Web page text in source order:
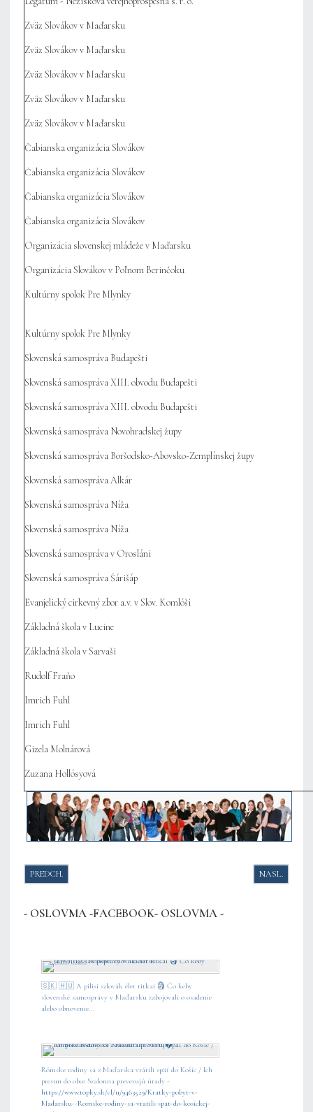
Zväz Slovákov v Maďarsku
Zväz Slovákov v Maďarsku
Zväz Slovákov v Maďarsku
Zväz Slovákov v Maďarsku
Zväz Slovákov v Maďarsku
Čabianska organizácia Slovákov
Čabianska organizácia Slovákov
Čabianska organizácia Slovákov
Čabianska organizácia Slovákov
Organizácia slovenskej mládeže v Maďarsku
Organizácia Slovákov v Poľnom Berinčoku
Kultúrny spolok Pre Mlynky
Kultúrny spolok Pre Mlynky
Slovenská samospráva Budapešti
Slovenská samospráva XIII. obvodu Budapešti
Slovenská samospráva XIII. obvodu Budapešti
Slovenská samospráva Novohradskej župy
Slovenská samospráva Boršodsko-Abovsko-Zemplínskej župy
Slovenská samospráva Alkár
Slovenská samospráva Níža
Slovenská samospráva Níža
Slovenská samospráva v Orosláni
Slovenská samospráva Šárišáp
Evanjelický cirkevný zbor a.v. v Slov. Komlóši
Základná škola v Lucine
Základná škola v Sarvaši
Rudolf Fraňo
Imrich Fuhl
Imrich Fuhl
Gizela Molnárová
Zuzana Hollósyová
PREDCHÁDZAJÚCI ČLÁNOK: KURATÓRIUM VPN ZSM ROZDELILO
PREDCH. NASL.
- OSLOVMA -FACEBOOK- OSLOVMA -
🇸🇰 🇭🇺 A pilisi szlovák élet titkai 🗿 Čo keby
slovenské samosprávy v Maďarsku zabojovali o osadenie
alebo obnovenie...
Rómske rodiny sa z Maďarska vrátili späť do Košíc / Ich
presun do obce Szalonna preverujú úrady -
https://www.topky.sk/cl/11/9463529/Kratky-pobyt-v-
Madarsku--Romske-rodiny-sa-vratili-spat-do-kosickej-